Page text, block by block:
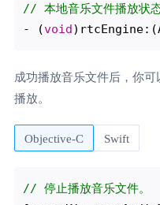
// 本地音乐文件播放状态
- (void
成功播放音乐文件后，你可
播放。
Objective-C Swift
// 停止播放音乐文件。